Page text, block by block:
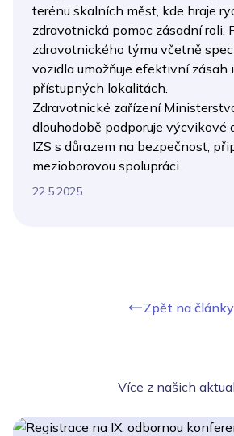
terénu skalních měst, kde hraje
zdravotnická pomoc zásadní roli.
zdravotnického týmu včetně
vozidla umožňuje efektivní zásah
přístupných lokalitách.
Zdravotnické zařízení
dlouhodobě podporuje výcvikové
IZS s důrazem na bezpečnost,
mezioborovou spolupráci.
22.5.2025
Zpět na články
Více z našich